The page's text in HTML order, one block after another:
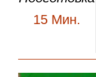
15 Мин.